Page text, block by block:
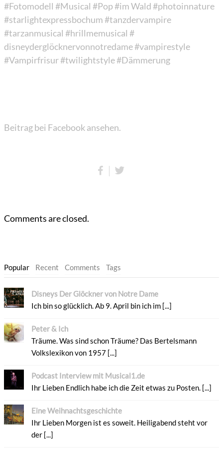
#Fotomodell #Musical #Pop#im Wald#photoinnature
#starlightexpressbochum#tanzdervampire
#tarzanmusical #hrillmemusical #
disneyderglöcknervonnotredame#vampirestyle
#Vampirfrisur#twilightstyle#Dämmerung
Beitrag bei Facebook ansehen.
Comments are closed.
Popular Recent Comments Tags
Disneys Der Glöckner von Notre Dame
Ich bin so glücklich. Ab 9. April bin ich im [...]
Peter & Ich
Träume. Was sind schon Träume? Das Bertelsmann
Volkslexikon von 1957 [...]
Podcast Interview mit Musical1.de
Ihr Lieben Endlich habe ich die Zeit etwas zu Posten. [...]
Eine Weihnachtsgeschichte
Ihr Lieben Morgen ist es soweit. Heiligabend steht vor
der [...]